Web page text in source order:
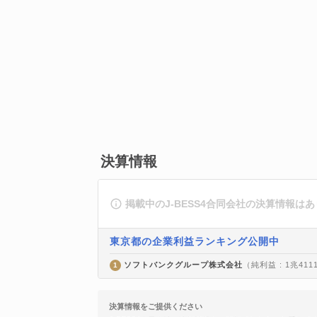
決算情報
掲載中のJ-BESS4合同会社の決算情報はあ
東京都の企業利益ランキング公開中
1 ソフトバンクグループ株式会社 （純利益 : 1兆
決算情報をご提供ください